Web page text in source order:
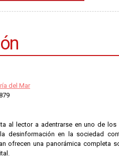
del Mar
al lector a adentrarse en uno de
desinformación en la sociedad
ofrecen una panorámica completa